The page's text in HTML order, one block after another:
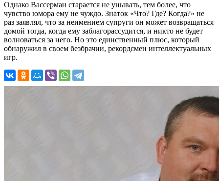
Однако Вассерман старается не унывать, тем более, что
чувство юмора ему не чуждо. Знаток «Что? Где? Когда?» не
раз заявлял, что за неимением супруги он может возвращаться
домой тогда, когда ему заблагорассудится, и никто не будет
волноваться за него. Но это единственный плюс, который
обнаружил в своем безбрачии, рекордсмен интеллектуальных
игр.